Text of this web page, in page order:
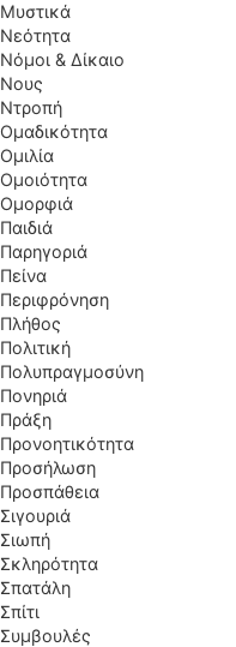
Μυστικά
Νεότητα
Νόμοι & Δίκαιο
Νους
Ντροπή
Ομαδικότητα
Ομιλία
Ομοιότητα
Ομορφιά
Παιδιά
Παρηγοριά
Πείνα
Περιφρόνηση
Πλήθος
Πολιτική
Πολυπραγμοσύνη
Πονηριά
Πράξη
Προνοητικότητα
Προσήλωση
Προσπάθεια
Σιγουριά
Σιωπή
Σκληρότητα
Σπατάλη
Σπίτι
Συμβουλές